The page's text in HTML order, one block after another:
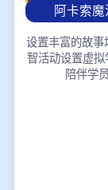
阿卡索
设置丰富的故事
智活动设置虚拟
陪伴学